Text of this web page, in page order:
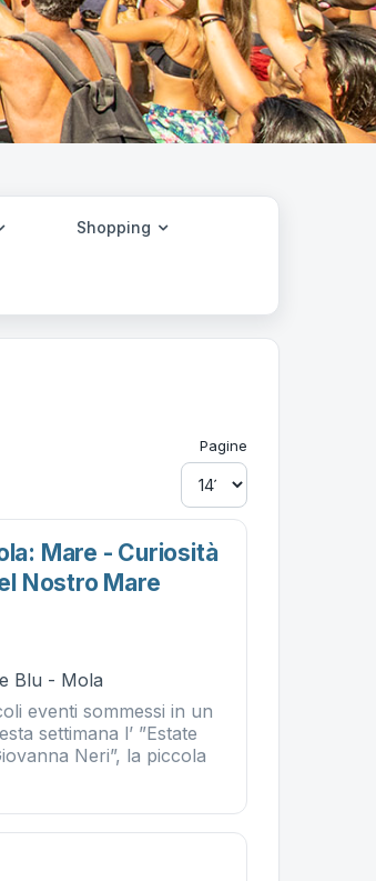
Shopping
Pagine
Mare - Curiosità
Nostro Mare
Blu - Mola
eventi sommessi in un
settimana l’ ”Estate
Neri”, la piccola